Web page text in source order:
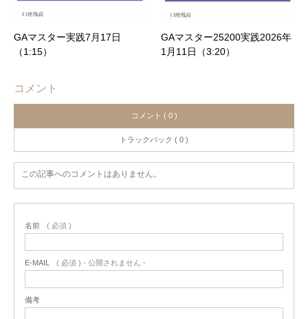
GAマスター実践7月17日
（1:15）
GAマスター25200実践2026年
1月11日（3:20）
コメント
コメント ( 0 )
トラックバック ( 0 )
この記事へのコメントはありません。
名前 ( 必須 )
E-MAIL ( 必須 ) - 公開されません -
備考